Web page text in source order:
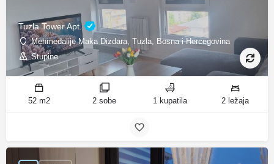
Tuzla Tower Apt.
Mehmedalije Maka Dizdara, Tuzla, Bosna i Hercegovina
Stupine
52 m2 2 sobe 1 kupatila 2 ležaja